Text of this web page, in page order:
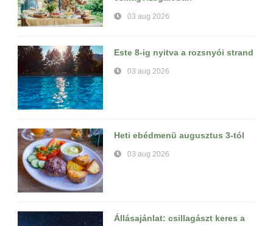
03 aug 2026
Este 8-ig nyitva a rozsnyói strand
03 aug 2026
Heti ebédmenü augusztus 3-tól
03 aug 2026
Állásajánlat: csillagászt keres a